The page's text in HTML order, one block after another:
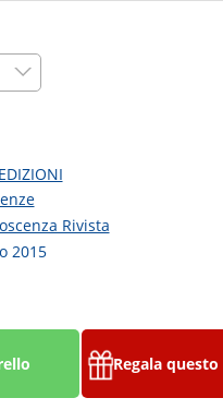
Rivista
2015
Regala